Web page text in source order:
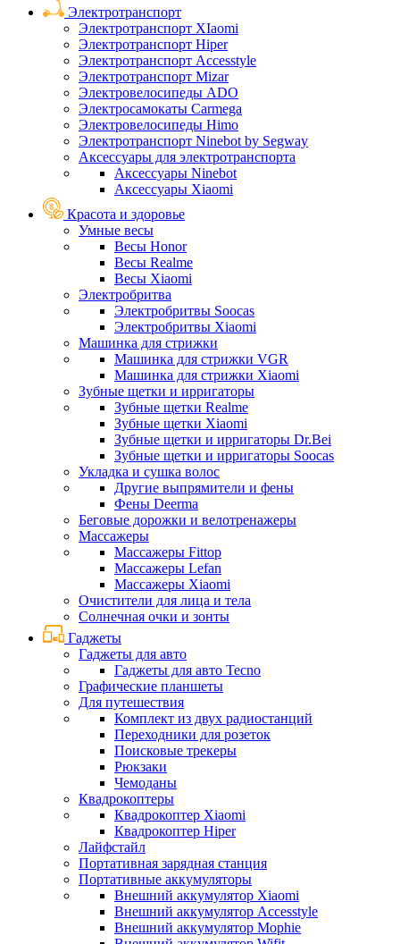
Электротранспорт
Электротранспорт XIaomi
Электротранспорт Hiper
Электротранспорт Accesstyle
Электротранспорт Mizar
Электровелосипеды ADO
Электросамокаты Carmega
Электровелосипеды Himo
Электротранспорт Ninebot by Segway
Аксессуары для электротранспорта
Аксессуары Ninebot
Аксессуары Xiaomi
Красота и здоровье
Умные весы
Весы Honor
Весы Realme
Весы Xiaomi
Электробритва
Электробритвы Soocas
Электробритвы Xiaomi
Машинка для стрижки
Машинка для стрижки VGR
Машинка для стрижки Xiaomi
Зубные щетки и ирригаторы
Зубные щетки Realme
Зубные щетки Xiaomi
Зубные щетки и ирригаторы Dr.Bei
Зубные щетки и ирригаторы Soocas
Укладка и сушка волос
Другие выпрямители и фены
Фены Deerma
Беговые дорожки и велотренажеры
Массажеры
Массажеры Fittop
Массажеры Lefan
Массажеры Xiaomi
Очистители для лица и тела
Солнечная очки и зонты
Гаджеты
Гаджеты для авто
Гаджеты для авто Tecno
Графические планшеты
Для путешествия
Комплект из двух радиостанций
Переходники для розеток
Поисковые трекеры
Рюкзаки
Чемоданы
Квадрокоптеры
Квадрокоптер Xiaomi
Квадрокоптер Hiper
Лайфстайл
Портативная зарядная станция
Портативные аккумуляторы
Внешний аккумулятор Xiaomi
Внешний аккумулятор Accesstyle
Внешний аккумулятор Mophie